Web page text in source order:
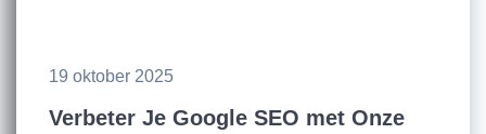
19 oktober 2025
Verbeter Je Google SEO met Onze